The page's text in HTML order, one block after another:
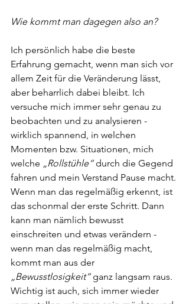
Wie kommt man dagegen also an?
Ich persönlich habe die beste
Erfahrung gemacht, wenn man sich vor
allem Zeit für die Veränderung lässt,
aber beharrlich dabei bleibt. Ich
versuche mich immer sehr genau zu
beobachten und zu analysieren -
wirklich spannend, in welchen
Momenten bzw. Situationen, mich
welche „Rollstühle“ durch die Gegend
fahren und mein Verstand Pause macht.
Wenn man das regelmäßig erkennt, ist
das schonmal der erste Schritt. Dann
kann man nämlich bewusst
einschreiten und etwas verändern -
wenn man das regelmäßig macht,
kommt man aus der
„Bewusstlosigkeit“ ganz langsam raus.
Wichtig ist auch, sich immer wieder